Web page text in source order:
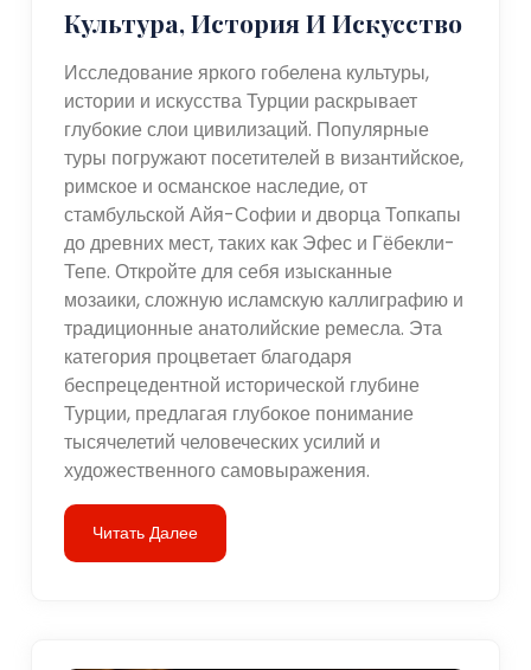
Культура, История И Искусство
Исследование яркого гобелена культуры,
истории и искусства Турции раскрывает
глубокие слои цивилизаций. Популярные
туры погружают посетителей в византийское,
римское и османское наследие, от
стамбульской Айя-Софии и дворца Топкапы
до древних мест, таких как Эфес и Гёбекли-
Тепе. Откройте для себя изысканные
мозаики, сложную исламскую каллиграфию и
традиционные анатолийские ремесла. Эта
категория процветает благодаря
беспрецедентной исторической глубине
Турции, предлагая глубокое понимание
тысячелетий человеческих усилий и
художественного самовыражения.
Читать Далее